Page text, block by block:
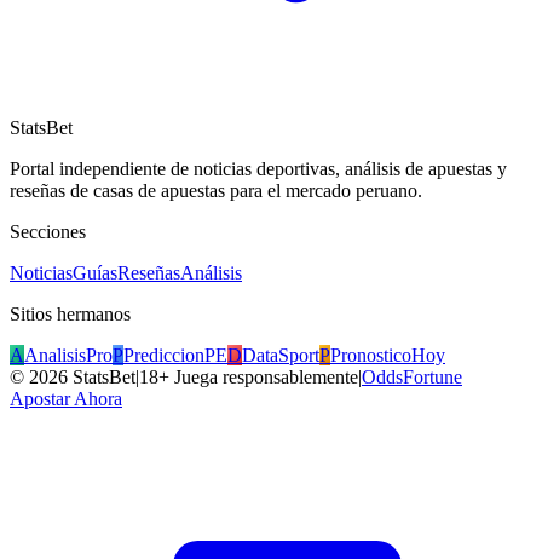
StatsBet
Portal independiente de noticias deportivas, análisis de apuestas y
reseñas de casas de apuestas para el mercado peruano.
Secciones
NoticiasGuíasReseñasAnálisis
Sitios hermanos
AAnalisisProPPrediccionPEDDataSportPPronosticoHoy
© 2026 StatsBet|18+ Juega responsablemente|OddsFortune
Apostar Ahora